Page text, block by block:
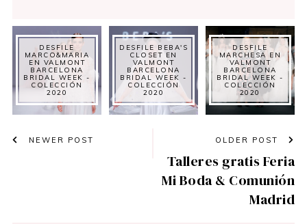
DESFILE
MARCO&MARIA
EN VALMONT
BARCELONA
BRIDAL WEEK -
COLECCIÓN
2020
DESFILE BEBA'S
CLOSET EN
VALMONT
BARCELONA
BRIDAL WEEK -
COLECCIÓN
2020
DESFILE
MARCHESA EN
VALMONT
BARCELONA
BRIDAL WEEK -
COLECCIÓN
2020
NEWER POST OLDER POST
Talleres gratis Feria
Mi Boda & Comunión
Madrid